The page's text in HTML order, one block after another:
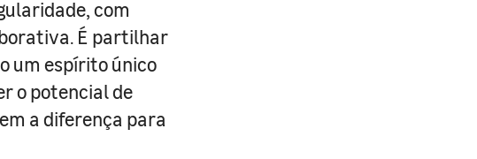
com
É partilhar
um espírito único
o potencial de
a diferença para